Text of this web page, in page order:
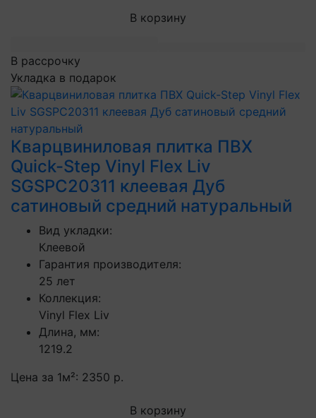
В корзину
В рассрочку
Укладка в подарок
Кварцвиниловая плитка ПВХ
Quick-Step Vinyl Flex Liv
SGSPC20311 клеевая Дуб
сатиновый средний натуральный
Вид укладки:
Клеевой
Гарантия производителя:
25 лет
Коллекция:
Vinyl Flex Liv
Длина, мм:
1219.2
Цена за 1м²: 2350 р.
В корзину